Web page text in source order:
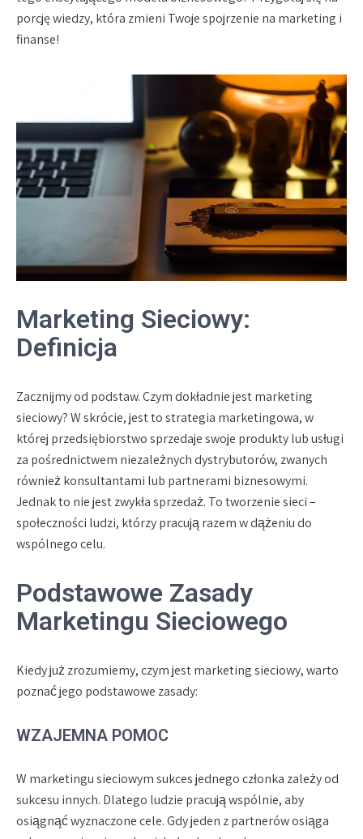
porcję wiedzy, która zmieni Twoje spojrzenie na marketing i
finanse!
Marketing Sieciowy:
Definicja
Zacznijmy od podstaw. Czym dokładnie jest marketing
sieciowy? W skrócie, jest to strategia marketingowa, w
której przedsiębiorstwo sprzedaje swoje produkty lub usługi
za pośrednictwem niezależnych dystrybutorów, zwanych
również konsultantami lub partnerami biznesowymi.
Jednak to nie jest zwykła sprzedaż. To tworzenie sieci –
społeczności ludzi, którzy pracują razem w dążeniu do
wspólnego celu.
Podstawowe Zasady
Marketingu Sieciowego
Kiedy już zrozumiemy, czym jest marketing sieciowy, warto
poznać jego podstawowe zasady:
WZAJEMNA POMOC
W marketingu sieciowym sukces jednego członka zależy od
sukcesu innych. Dlatego ludzie pracują wspólnie, aby
osiągnąć wyznaczone cele. Gdy jeden z partnerów osiąga